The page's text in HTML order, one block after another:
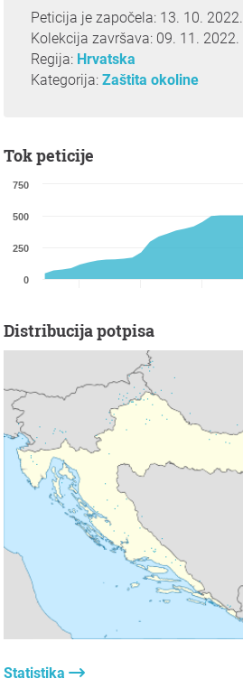
Peticija je započela: 13. 10. 2022.
Kolekcija završava: 09. 11. 2022.
Regija: Hrvatska
Kategorija: Zaštita okoline
Tok peticije
0
250
500
750
Distribucija potpisa
Statistika